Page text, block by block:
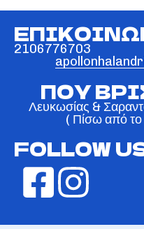
2106776703
ΠΟΥ
Λευκωσίας &
( Πίσω από το
FOLLOW